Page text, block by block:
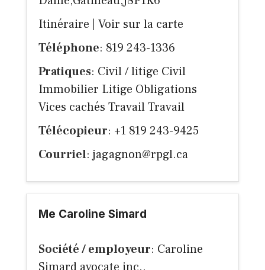
Itinéraire
Voir sur la carte
Téléphone: 819 243-1336
Pratiques: Civil / litige Civil
Immobilier Litige Obligations
Vices cachés Travail Travail
Télécopieur: +1 819 243-9425
Courriel:jagagnon@rpgl.ca
Me Caroline Simard
Société / employeur: Caroline